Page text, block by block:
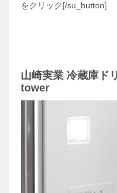
をクリック[/su_button]
山崎実業 冷蔵庫ド
tower